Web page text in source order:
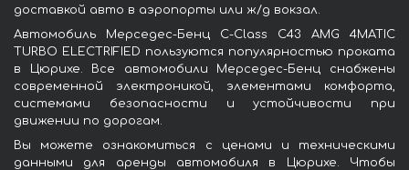
доставкой авто в аэропорты или ж/д вокзал.
Автомобиль Мерседес-Бенц C-Class C43 AMG 4MATIC
TURBO ELECTRIFIED пользуются популярностью проката
в Цюрихе. Все автомобили Мерседес-Бенц снабжены
современной электроникой, элементами комфорта,
системами безопасности и устойчивости при
движении по дорогам.
Вы можете ознакомиться с ценами и техническими
данными для аренды автомобиля в Цюрихе. Чтобы